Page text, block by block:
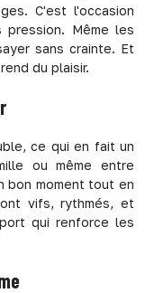
C'est l'occasion
Même les
sans crainte. Et
du plaisir.
ce qui en fait un
ou même entre
bon moment tout en
vifs, rythmés, et
qui renforce les